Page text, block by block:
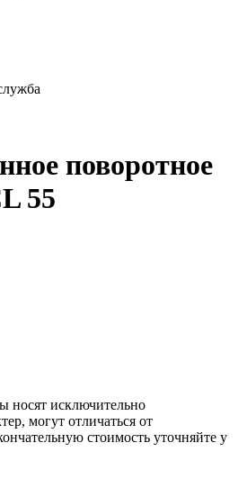
поворотное
55
носят исключительно
могут отличаться от
стоимость уточняйте у